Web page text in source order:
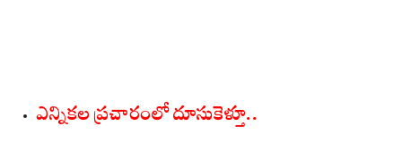
ఎన్నికల ప్రచారంలో దూసుకెళ్తూ..